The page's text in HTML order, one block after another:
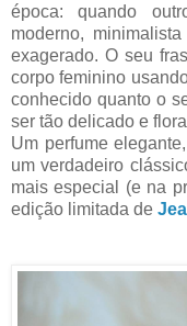
época: quando
moderno,
exagerado. O seu
corpo feminino
conhecido quanto o
ser tão delicado e
Um perfume
um verdadeiro
mais especial (e na
edição limitada de